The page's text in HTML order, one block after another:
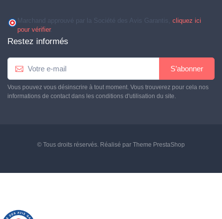
Marchand approuvé par la Société des Avis Garantis, cliquez ici
pour vérifier.
Restez informés
S’abonner
Vous pouvez vous désinscrire à tout moment. Vous trouverez pour cela nos
informations de contact dans les conditions d'utilisation du site.
© Tous droits réservés. Réalisé par Theme PrestaShop